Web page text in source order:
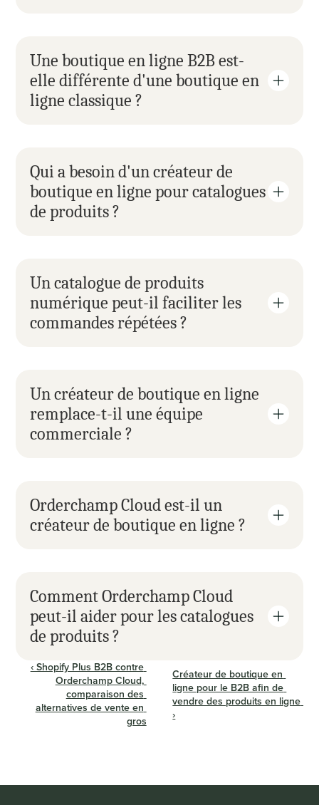
Une boutique en ligne B2B est-
elle différente d'une boutique en
ligne classique ?
Qui a besoin d'un créateur de
boutique en ligne pour catalogues
de produits ?
Un catalogue de produits
numérique peut-il faciliter les
commandes répétées ?
Un créateur de boutique en ligne
remplace-t-il une équipe
commerciale ?
Orderchamp Cloud est-il un
créateur de boutique en ligne ?
Comment Orderchamp Cloud
peut-il aider pour les catalogues
de produits ?
‹ Shopify Plus B2B contre
Orderchamp Cloud,
comparaison des
alternatives de vente en
gros
Créateur de boutique en
ligne pour le B2B afin de
vendre des produits en ligne
›